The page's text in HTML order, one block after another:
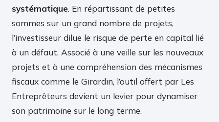
systématique. En répartissant de petites
sommes sur un grand nombre de projets,
l’investisseur dilue le risque de perte en capital lié
à un défaut. Associé à une veille sur les nouveaux
projets et à une compréhension des mécanismes
fiscaux comme le Girardin, l’outil offert par Les
Entreprêteurs devient un levier pour dynamiser
son patrimoine sur le long terme.